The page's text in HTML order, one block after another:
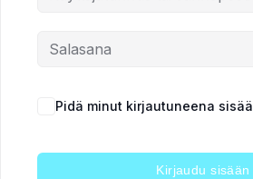
Pidä minut kirjautuneena
Kirjaudu sisään